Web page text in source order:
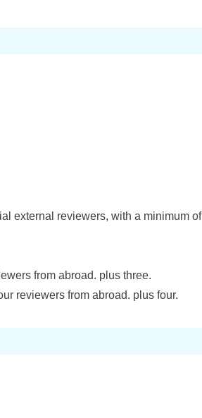
external reviewers, with a minimum of
from abroad. plus three.
reviewers from abroad. plus four.